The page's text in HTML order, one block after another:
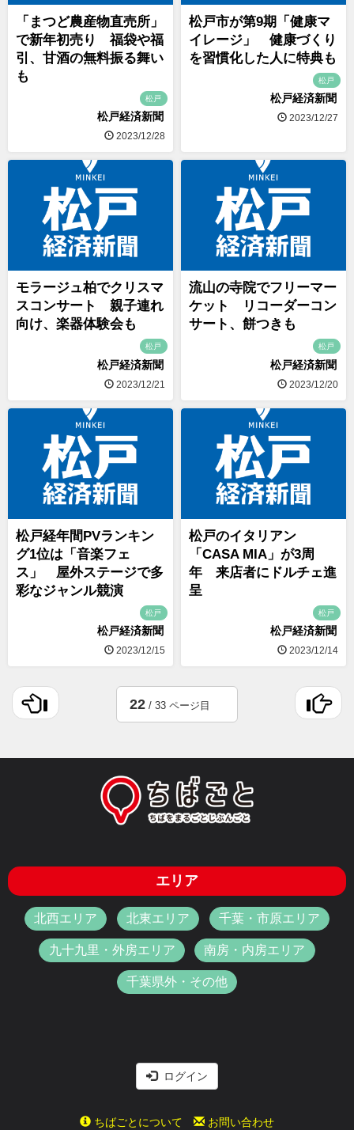
「まつど農産物直売所」
で新年初売り 福袋や福
引、甘酒の無料振る舞い
も
松戸
松戸経済新聞
2023/12/28
松戸市が第9期「健康マ
イレージ」 健康づくり
を習慣化した人に特典も
松戸
松戸経済新聞
2023/12/27
モラージュ柏でクリスマ
スコンサート 親子連れ
向け、楽器体験会も
松戸
松戸経済新聞
2023/12/21
流山の寺院でフリーマー
ケット リコーダーコン
サート、餅つきも
松戸
松戸経済新聞
2023/12/20
松戸経年間PVランキン
グ1位は「音楽フェ
ス」 屋外ステージで多
彩なジャンル競演
松戸
松戸経済新聞
2023/12/15
松戸のイタリアン
「CASA MIA」が3周
年 来店者にドルチェ進
呈
松戸
松戸経済新聞
2023/12/14
22 / 33 ページ目
エリア
北西エリア 北東エリア 千葉・市原エリア
九十九里・外房エリア 南房・内房エリア
千葉県外・その他
ログイン
ちばごとについて お問い合わせ